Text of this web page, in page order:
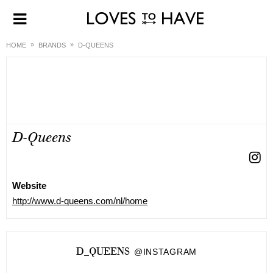
HOME BRANDS D-QUEENS
D-Queens
Website
http://www.d-queens.com/nl/home
D_QUEENS @INSTAGRAM